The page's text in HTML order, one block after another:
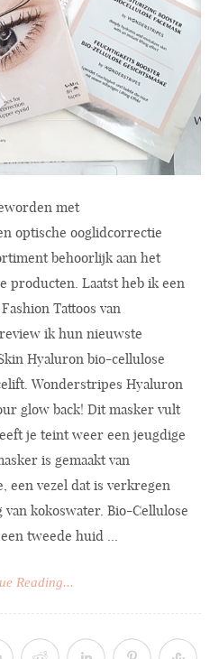
met
optische ooglidcorrectie
behoorlijk aan het
producten. Laatst heb ik een
Tattoos van
ik hun nieuwste
Hyaluron bio-cellulose
Wonderstripes Hyaluron
glow back! Dit masker vult
je teint weer een jeugdige
is gemaakt van
een vezel dat is verkregen
kokoswater. Bio-Cellulose
tweede huid ...
Reading...